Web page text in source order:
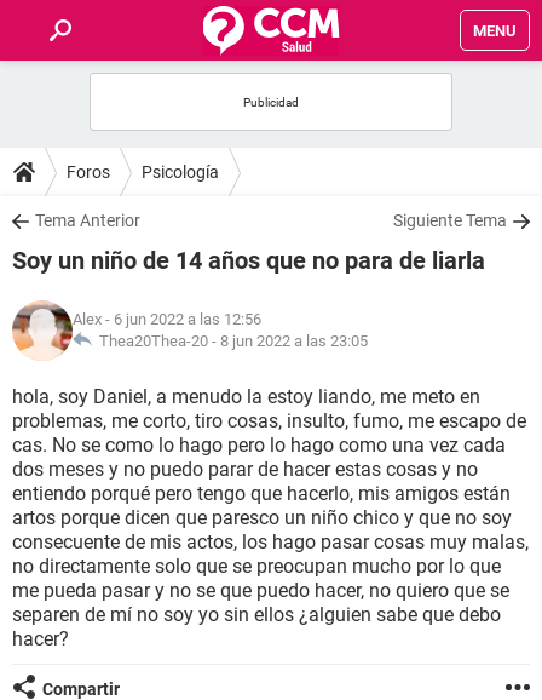
MENU
FOROS
SALUD
FAMILIA
NUTRICIÓN
BIENESTAR
SEXUALIDAD
GLOSARIO
Foros Psicología
Tema Anterior Siguiente Tema
Soy un niño de 14 años que no para de liarla
Alex - 6 jun 2022 a las 12:56
Thea20Thea-20 - 8 jun 2022 a las 23:05
hola, soy Daniel, a menudo la estoy liando, me meto en
problemas, me corto, tiro cosas, insulto, fumo, me escapo de
cas. No se como lo hago pero lo hago como una vez cada
dos meses y no puedo parar de hacer estas cosas y no
entiendo porqué pero tengo que hacerlo, mis amigos están
artos porque dicen que paresco un niño chico y que no soy
consecuente de mis actos, los hago pasar cosas muy malas,
no directamente solo que se preocupan mucho por lo que
me pueda pasar y no se que puedo hacer, no quiero que se
separen de mí no soy yo sin ellos ¿alguien sabe que debo
hacer?
Compartir